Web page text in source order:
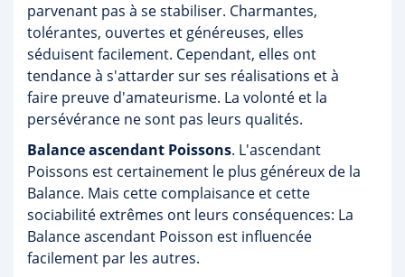
parvenant pas à se stabiliser. Charmantes,
tolérantes, ouvertes et généreuses, elles
séduisent facilement. Cependant, elles ont
tendance à s'attarder sur ses réalisations et à
faire preuve d'amateurisme. La volonté et la
persévérance ne sont pas leurs qualités.
Balance ascendant Poissons. L'ascendant
Poissons est certainement le plus généreux de la
Balance. Mais cette complaisance et cette
sociabilité extrêmes ont leurs conséquences: La
Balance ascendant Poisson est influencée
facilement par les autres.